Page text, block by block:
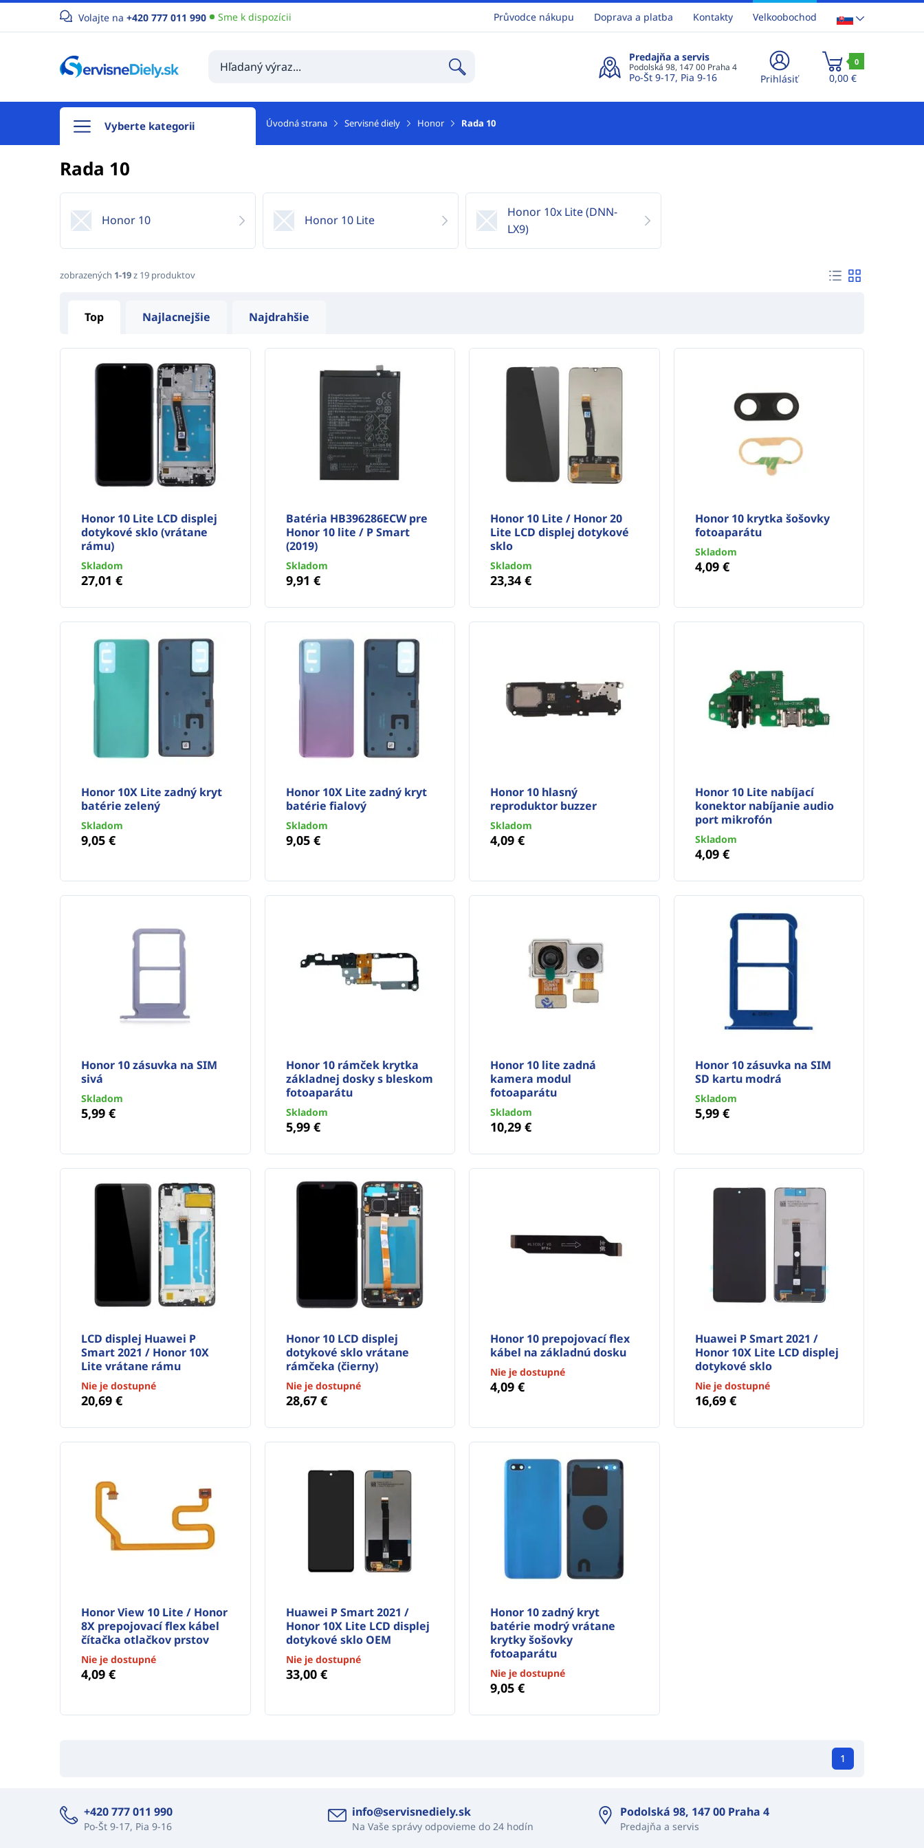
Volajte na +420 777 011 990 Sme k dispozícii Průvodce nákupu Doprava a platba Kontakty Velkoobochod
Predajňa a servis
Podolská 98, 147 00 Praha 4
Po-Št 9-17, Pia 9-16 Prihlásiť
0
0,00 €
Vyberte kategorii Úvodná strana Servisné diely Honor Rada 10
Rada 10
Honor 10 Honor 10 Lite
Honor 10x Lite (DNN-
LX9)
zobrazených 1-19z 19 produktov
Top Najlacnejšie Najdrahšie
Honor 10 Lite LCD displej
dotykové sklo (vrátane
rámu)
Skladom
27,01 €
Batéria HB396286ECW pre
Honor 10 lite / P Smart
(2019)
Skladom
9,91 €
Honor 10 Lite / Honor 20
Lite LCD displej dotykové
sklo
Skladom
23,34 €
Honor 10 krytka šošovky
fotoaparátu
Skladom
4,09 €
Honor 10X Lite zadný kryt
batérie zelený
Skladom
9,05 €
Honor 10X Lite zadný kryt
batérie fialový
Skladom
9,05 €
Honor 10 hlasný
reproduktor buzzer
Skladom
4,09 €
Honor 10 Lite nabíjací
konektor nabíjanie audio
port mikrofón
Skladom
4,09 €
Honor 10 zásuvka na SIM
sivá
Skladom
5,99 €
Honor 10 rámček krytka
základnej dosky s bleskom
fotoaparátu
Skladom
5,99 €
Honor 10 lite zadná
kamera modul
fotoaparátu
Skladom
10,29 €
Honor 10 zásuvka na SIM
SD kartu modrá
Skladom
5,99 €
LCD displej Huawei P
Smart 2021 / Honor 10X
Lite vrátane rámu
Nie je dostupné
20,69 €
Honor 10 LCD displej
dotykové sklo vrátane
rámčeka (čierny)
Nie je dostupné
28,67 €
Honor 10 prepojovací flex
kábel na základnú dosku
Nie je dostupné
4,09 €
Huawei P Smart 2021 /
Honor 10X Lite LCD displej
dotykové sklo
Nie je dostupné
16,69 €
Honor View 10 Lite / Honor
8X prepojovací flex kábel
čítačka otlačkov prstov
Nie je dostupné
4,09 €
Huawei P Smart 2021 /
Honor 10X Lite LCD displej
dotykové sklo OEM
Nie je dostupné
33,00 €
Honor 10 zadný kryt
batérie modrý vrátane
krytky šošovky
fotoaparátu
Nie je dostupné
9,05 €
1
+420 777 011 990
Po-Št 9-17, Pia 9-16
info@servisnediely.sk
Na Vaše správy odpovieme do 24 hodín
Podolská 98, 147 00 Praha 4
Predajňa a servis